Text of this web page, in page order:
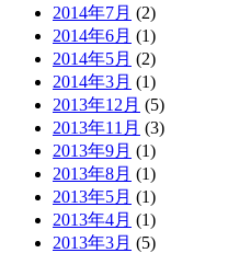
2014年7月 (2)
2014年6月 (1)
2014年5月 (2)
2014年3月 (1)
2013年12月 (5)
2013年11月 (3)
2013年9月 (1)
2013年8月 (1)
2013年5月 (1)
2013年4月 (1)
2013年3月 (5)